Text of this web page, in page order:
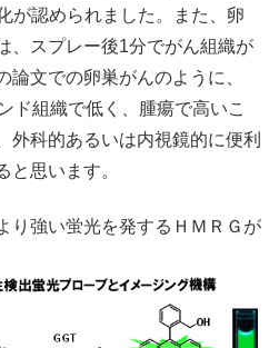
が認められました。また、卵
、スプレー後1分でがん組織が
文での卵巣がんのように、
ド組織で低く、腫瘍で高いこ
外科的あるいは内視鏡的に便利
と思います。
り強い蛍光を発するＨＭＲＧが